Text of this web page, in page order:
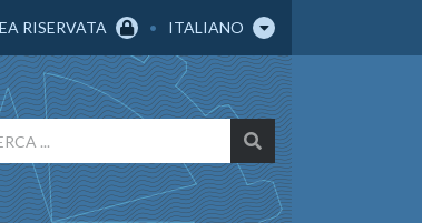
RISERVATA ITALIANO